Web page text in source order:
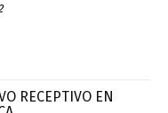
RECEPTIVO EN